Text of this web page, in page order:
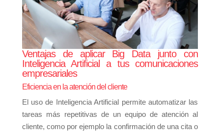
Ventajas de aplicar Big Data junto con
Inteligencia Artificial a tus comunicaciones
empresariales
Eficiencia en la atención del cliente
El uso de Inteligencia Artificial permite automatizar las
tareas más repetitivas de un equipo de atención al
cliente, como por ejemplo la confirmación de una cita o